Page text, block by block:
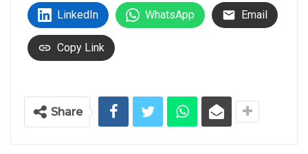
LinkedIn WhatsApp Email
Copy Link
Share